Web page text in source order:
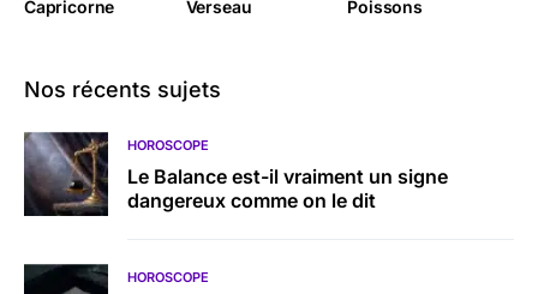
Capricorne Verseau Poissons
Nos récents sujets
HOROSCOPE
Le Balance est-il vraiment un signe
dangereux comme on le dit
HOROSCOPE